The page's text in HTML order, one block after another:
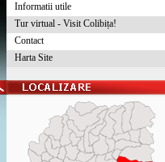
Informatii utile
Tur virtual - Visit Colibița!
Contact
Harta Site